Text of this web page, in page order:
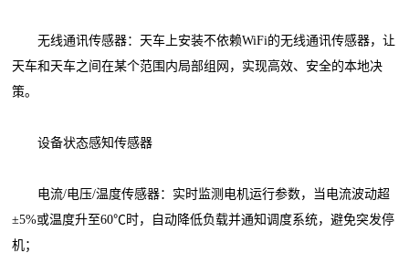
无线通讯传感器：天车上安装不依赖WiFi的无线通讯传感器，让
天车和天车之间在某个范围内局部组网，实现高效、安全的本地决
策。
设备状态感知传感器
电流/电压/温度传感器：实时监测电机运行参数，当电流波动超
±5%或温度升至60℃时，自动降低负载并通知调度系统，避免突发停
机；